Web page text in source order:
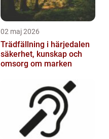
02 maj 2026
Trädfällning i härjedalen
säkerhet, kunskap och
omsorg om marken